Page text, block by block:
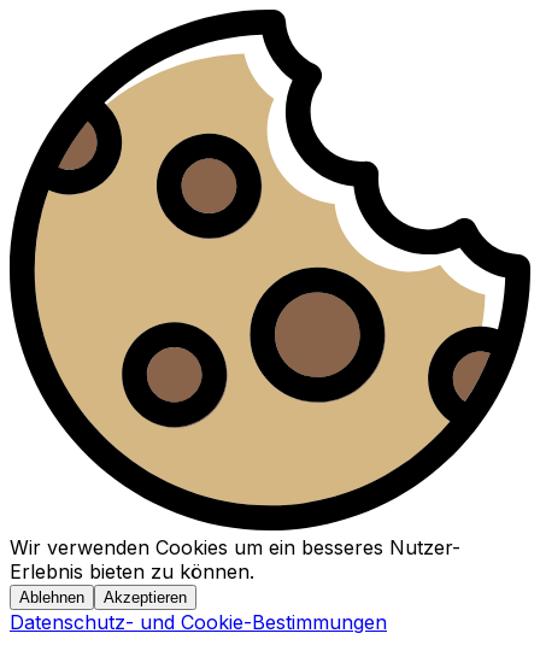
Wir verwenden Cookies um ein besseres Nutzer-
Erlebnis bieten zu können.
Ablehnen Akzeptieren
Datenschutz- und Cookie-Bestimmungen